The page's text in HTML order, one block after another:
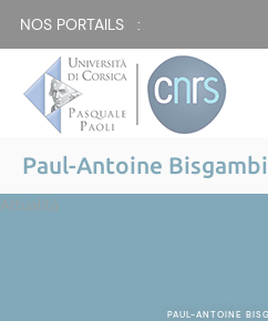
NOS PORTAILS :
Paul-Antoine
Attualità
PAUL-ANTOINE